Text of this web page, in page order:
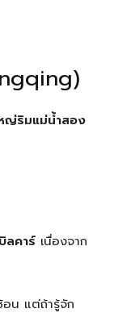
หญ่ริมแม่น้ำสอง
ลคาร์ เนื่องจาก
อน แต่ถ้ารู้จัก